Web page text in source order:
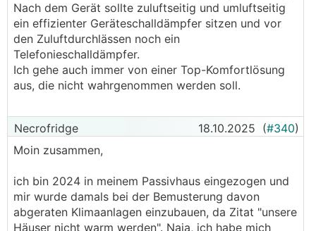
Nach dem Gerät sollte zuluftseitig und umluftseitig
ein effizienter Geräteschalldämpfer sitzen und vor
den Zuluftdurchlässen noch ein
Telefonieschalldämpfer.
Ich gehe auch immer von einer Top-Komfortlösung
aus, die nicht wahrgenommen werden soll.
Necrofridge 18.10.2025 (#340)
Moin zusammen,
ich bin 2024 in meinem Passivhaus eingezogen und
mir wurde damals bei der Bemusterung davon
abgeraten Klimaanlagen einzubauen, da Zitat "unsere
Häuser nicht warm werden". Naja, ich habe mich